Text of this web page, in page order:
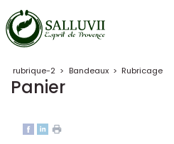
Panneau de gestion des cookies
rubrique-2 > Bandeaux > Rubricage
Panier